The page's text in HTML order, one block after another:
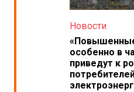
Новости
особенно в
приведут к